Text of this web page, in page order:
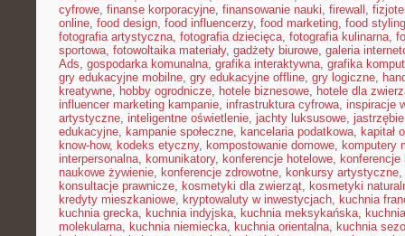
cyfrowe, finanse korporacyjne, finansowanie nauki, firewall ,
online, food design, food influencerzy, food marketing, food styling
fotografia artystyczna, fotografia dziecięca, fotografia kulinarna,
sportowa, fotowoltaika materiały, gadżety biurowe, galeria
Ads, gospodarka komunalna, grafika interaktywna, grafika
gry edukacyjne mobilne, gry edukacyjne offline, gry logiczne,
kreatywne, hobby ogrodnicze, hotele biznesowe, hotele dla
influencer marketing kampanie, infrastruktura cyfrowa, inspiracje
artystyczne, inteligentne oświetlenie, jachty luksusowe,
edukacyjne, kampanie społeczne, kancelaria podatkowa, kapitał
know-how, kodeks etyczny, kompostowanie domowe, komputery
interpersonalna, komunikatory, konferencje hotelowe, konferencje
naukowe żywienie, konferencje zdrowotne, konkursy artystyczne,
konsultacje prawnicze, kosmetyki dla zwierząt, kosmetyki
kredyty mieszkaniowe, kryptowaluty w inwestycjach, kuchnia
kuchnia grecka, kuchnia indyjska, kuchnia meksykańska,
molekularna, kuchnia niemiecka, kuchnia orientalna, kuchnia